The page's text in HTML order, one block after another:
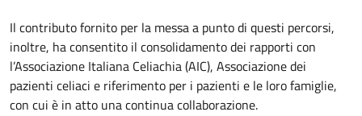
Il contributo fornito per la messa a punto di questi percorsi,
inoltre, ha consentito il consolidamento dei rapporti con
l’Associazione Italiana Celiachia (AIC), Associazione dei
pazienti celiaci e riferimento per i pazienti e le loro famiglie,
con cui è in atto una continua collaborazione.